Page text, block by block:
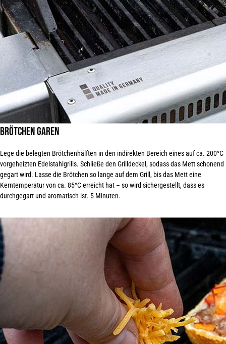
Brötchen garen
Lege die belegten Brötchenhälften in den indirekten Bereich eines auf ca. 200°C
vorgeheizten Edelstahlgrills. Schließe den Grilldeckel, sodass das Mett schonend
gegart wird. Lasse die Brötchen so lange auf dem Grill, bis das Mett eine
Kerntemperatur von ca. 85°C erreicht hat – so wird sichergestellt, dass es
durchgegart und aromatisch ist. 5 Minuten.